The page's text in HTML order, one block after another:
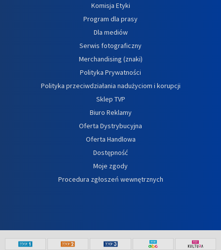
Komisja Etyki
Program dla prasy
Dla mediów
Serwis fotograficzny
Merchandising (znaki)
Polityka Prywatności
Polityka przeciwdziałania nadużyciom i korupcji
Sklep TVP
Biuro Reklamy
Oferta Dystrybucyjna
Oferta Handlowa
Dostępność
Moje zgody
Procedura zgłoszeń wewnętrznych